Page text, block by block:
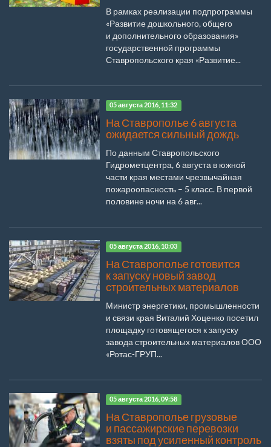
В рамках реализации подпрограммы
«Развитие дошкольного, общего
и дополнительного образования»
государственной программы
Ставропольского края «Развитие...
05 августа 2016, 11:32
На Ставрополье 6 августа
ожидается сильный дождь
По данным Ставропольского
Гидрометцентра, 6 августа в южной
части края местами чрезвычайная
пожароопасность – 5 класс. В первой
половине ночи на 6 авг...
05 августа 2016, 10:03
На Ставрополье готовится
к запуску новый завод
строительных материалов
Министр энергетики, промышленности
и связи края Виталий Хоценко посетил
площадку готовящегося к запуску
завода строительных материалов ООО
«Ротас-ГРУП...
05 августа 2016, 09:58
На Ставрополье грузовые
и пассажирские перевозки
взяты под усиленный контроль